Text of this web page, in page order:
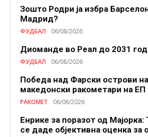
Зошто Родри ја избра
Мадрид?
ФУДБАЛ 06/08/2026
Диоманде во Реал до 2031
ФУДБАЛ 06/08/2026
Победа над Фарски острови
македонски ракометари на ЕП
РАКОМЕТ 06/08/2026
Енрике за поразот од
се даде објективна оценка за